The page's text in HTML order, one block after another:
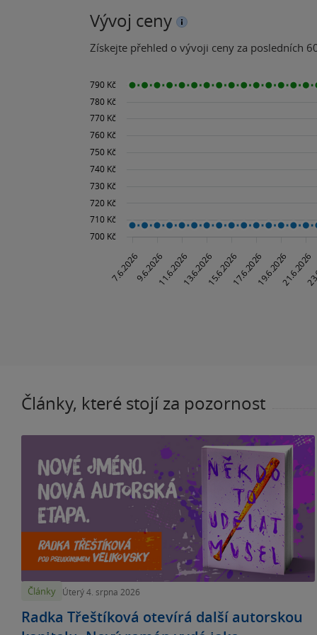
Vývoj ceny
Získejte přehled o vývoji ceny za posledních
Články, které stojí za pozornost
Články Úterý 4. srpna 2026
Radka Třeštíková otevírá další autorskou